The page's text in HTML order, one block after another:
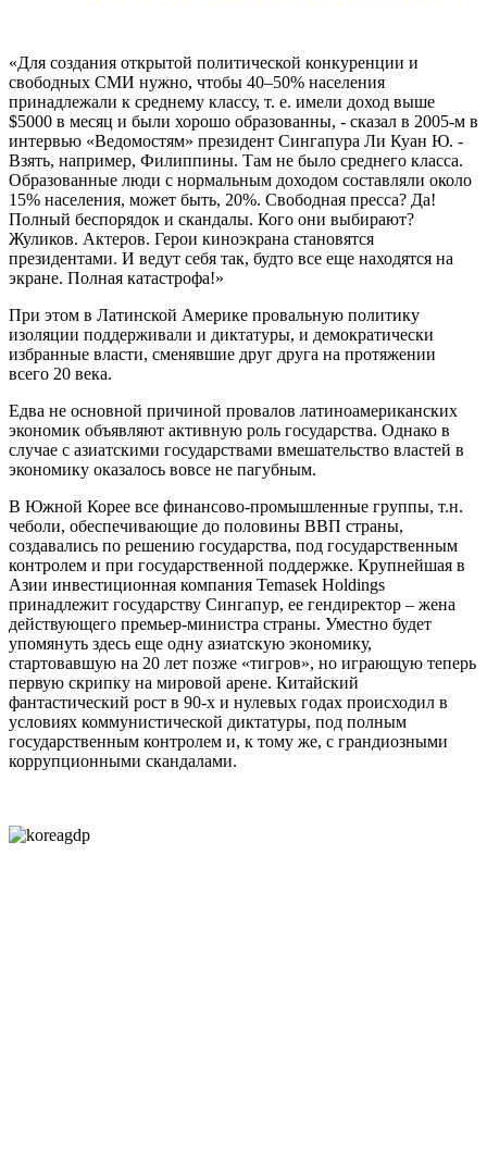
«Для создания открытой политической конкуренции и
свободных СМИ нужно, чтобы 40–50% населения
принадлежали к среднему классу, т. е. имели доход выше
$5000 в месяц и были хорошо образованны, - сказал в 2005-м в
интервью «Ведомостям» президент Сингапура Ли Куан Ю. -
Взять, например, Филиппины. Там не было среднего класса.
Образованные люди с нормальным доходом составляли около
15% населения, может быть, 20%. Свободная пресса? Да!
Полный беспорядок и скандалы. Кого они выбирают?
Жуликов. Актеров. Герои киноэкрана становятся
президентами. И ведут себя так, будто все еще находятся на
экране. Полная катастрофа!»
При этом в Латинской Америке провальную политику
изоляции поддерживали и диктатуры, и демократически
избранные власти, сменявшие друг друга на протяжении
всего 20 века.
Едва не основной причиной провалов латиноамериканских
экономик объявляют активную роль государства. Однако в
случае с азиатскими государствами вмешательство властей в
экономику оказалось вовсе не пагубным.
В Южной Корее все финансово-промышленные группы, т.н.
чеболи, обеспечивающие до половины ВВП страны,
создавались по решению государства, под государственным
контролем и при государственной поддержке. Крупнейшая в
Азии инвестиционная компания Temasek Holdings
принадлежит государству Сингапур, ее гендиректор – жена
действующего премьер-министра страны. Уместно будет
упомянуть здесь еще одну азиатскую экономику,
стартовавшую на 20 лет позже «тигров», но играющую теперь
первую скрипку на мировой арене. Китайский
фантастический рост в 90-х и нулевых годах происходил в
условиях коммунистической диктатуры, под полным
государственным контролем и, к тому же, с грандиозными
коррупционными скандалами.